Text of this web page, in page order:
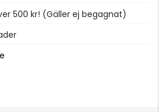
500 kr! (Gäller ej begagnat)